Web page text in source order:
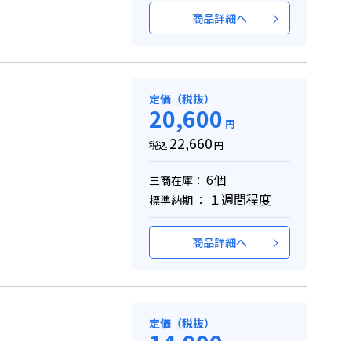
商品詳細へ
定価（税抜）
20,600 円
税込 22,660円
三商在庫： 6個
標準納期 ： １週間程度
商品詳細へ
定価（税抜）